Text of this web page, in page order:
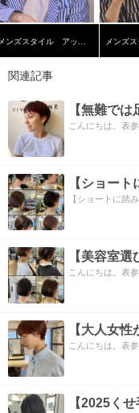
メンズスタイル アップバング
関連記事
【無難で
こんにちは。表
【ショートに踏
こんにちは。表
こんにちは。表